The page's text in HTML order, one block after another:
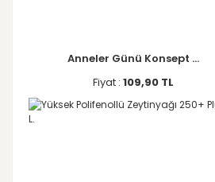
Anneler Günü Konsept ...
Fiyat : 109,90 TL